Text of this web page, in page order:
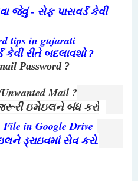
જેવું - સેફ પાસવર્ડ કેવી
tips in gujarati
કેવી રીતે બદલાવશો ?
Password ?
Mail ?
ઇમેઇલને બંધ કરો
in Google Drive
ડ્રાઇવમાં સેવ કરો.